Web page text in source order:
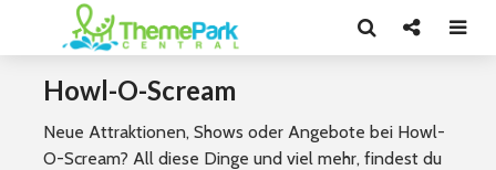
Howl-O-Scream
Neue Attraktionen, Shows oder Angebote bei Howl-
O-Scream? All diese Dinge und viel mehr, findest du